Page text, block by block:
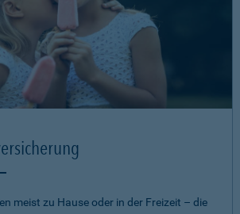
meist zu Hause oder in der Freizeit – die